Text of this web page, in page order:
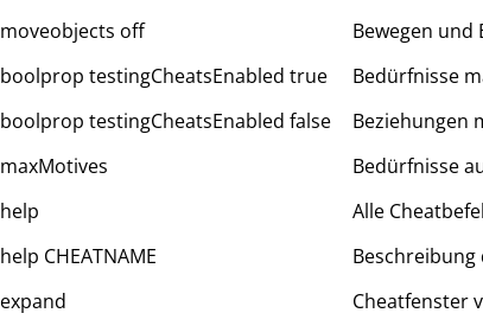
moveobjects off
Bewegen und
boolprop testingCheatsEnabled true
Bedürfnisse
boolprop testingCheatsEnabled false
Beziehungen
maxMotives
Bedürfnisse
help
Alle
help CHEATNAME
Beschreibung
expand
Cheatfenster